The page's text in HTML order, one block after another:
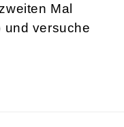
Mal
und versuche